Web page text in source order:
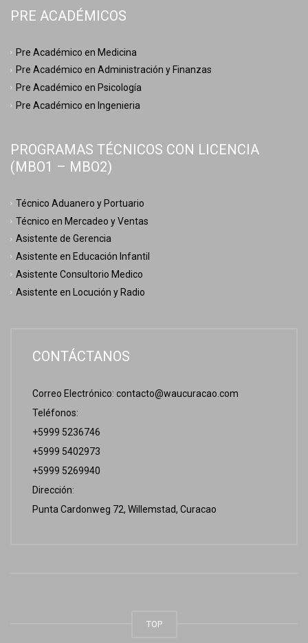
PRE ACADÉMICOS
Pre Académico en Medicina
Pre Académico en Administración y Finanzas
Pre Académico en Psicología
Pre Académico en Ingenieria
PROGRAMAS TÉCNICOS CON LICENCIA
(MBO1 – MBO2)
Técnico Aduanero y Portuario
Técnico en Mercadeo y Ventas
Asistente de Gerencia
Asistente en Educación Infantil
Asistente Consultorio Medico
Asistente en Locución y Radio
CONTÁCTANOS
Correo Electrónico: contacto@waucuracao.com
Teléfonos:
+5999 5236746
+5999 5402973
+5999 5269940
Dirección:
Punta Cardonweg 72, Willemstad, Curacao
TOP